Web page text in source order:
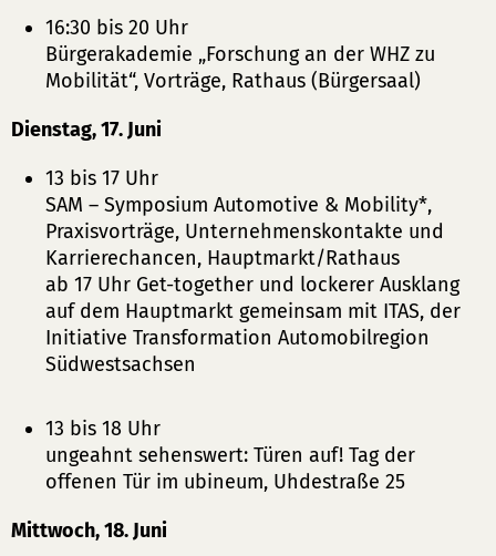
16:30 bis 20 Uhr
Bürgerakademie „Forschung an der WHZ zu
Mobilität“, Vorträge, Rathaus (Bürgersaal)
Dienstag, 17. Juni
13 bis 17 Uhr
SAM – Symposium Automotive & Mobility*,
Praxisvorträge, Unternehmenskontakte und
Karrierechancen, Hauptmarkt/Rathaus
ab 17 Uhr Get-together und lockerer Ausklang
auf dem Hauptmarkt gemeinsam mit ITAS, der
Initiative Transformation Automobilregion
Südwestsachsen
13 bis 18 Uhr
ungeahnt sehenswert: Türen auf! Tag der
offenen Tür im ubineum, Uhdestraße 25
Mittwoch, 18. Juni